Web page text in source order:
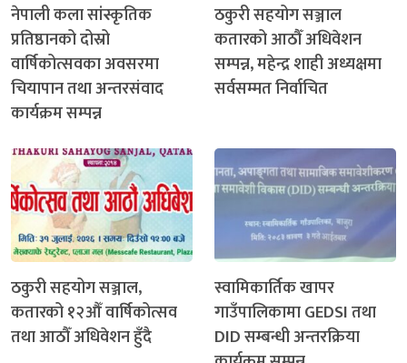
नेपाली कला सांस्कृतिक
प्रतिष्ठानको दोस्रो
वार्षिकोत्सवका अवसरमा
चियापान तथा अन्तरसंवाद
कार्यक्रम सम्पन्न
ठकुरी सहयोग सञ्जाल
कतारको आठौँ अधिवेशन
सम्पन्न, महेन्द्र शाही अध्यक्षमा
सर्वसम्मत निर्वाचित
ठकुरी सहयोग सञ्जाल,
कतारको १२औँ वार्षिकोत्सव
तथा आठौँ अधिवेशन हुँदै
स्वामिकार्तिक खापर
गाउँपालिकामा GEDSI तथा
DID सम्बन्धी अन्तरक्रिया